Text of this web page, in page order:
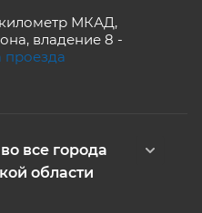
километр МКАД,
владение 8 -
проезда
все города
области